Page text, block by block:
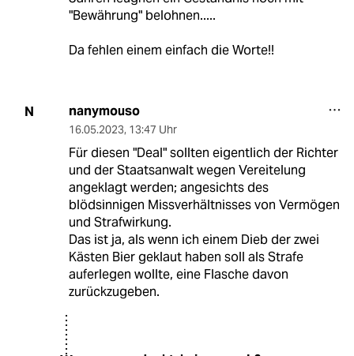
"Bewährung" belohnen.....
Da fehlen einem einfach die Worte!!
N nanymouso
16.05.2023, 13:47 Uhr
Für diesen "Deal" sollten eigentlich der Richter
und der Staatsanwalt wegen Vereitelung
angeklagt werden; angesichts des
blödsinnigen Missverhältnisses von Vermögen
und Strafwirkung.
Das ist ja, als wenn ich einem Dieb der zwei
Kästen Bier geklaut haben soll als Strafe
auferlegen wollte, eine Flasche davon
zurückzugeben.